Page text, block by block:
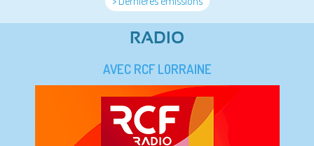
RADIO
AVEC RCF LORRAINE